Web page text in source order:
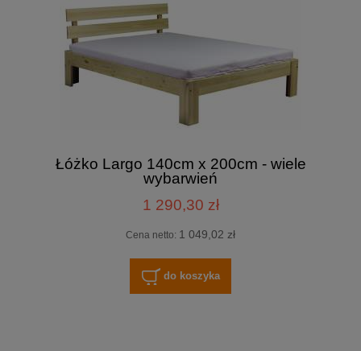
Łóżko Largo 140cm x 200cm - wiele
wybarwień
1 290,30 zł
Cena netto: 1 049,02 zł
do koszyka